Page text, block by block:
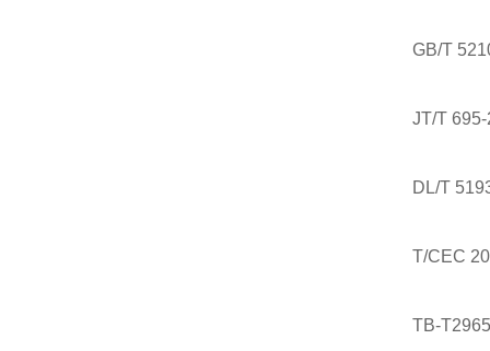
GB/T
JT/T
DL/T
T/CEC
TB-